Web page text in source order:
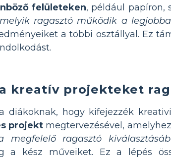
felületeken, például papíron,
ragasztó működik a
a többi osztállyal. Ez
kreatív projekteket
diákoknak, hogy kifejezzék
projekt megtervezésével,
megfelelő ragasztó
a kész műveiket. Ez a lépés